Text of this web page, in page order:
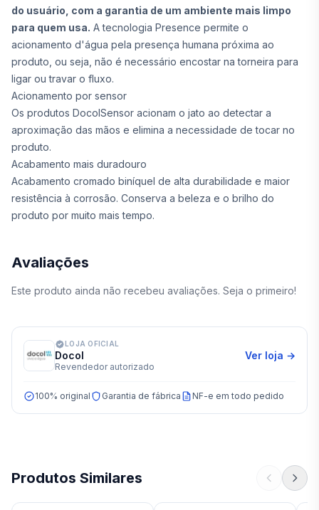
do usuário, com a garantia de um ambiente mais limpo
para quem usa. A tecnologia Presence permite o
acionamento d'água pela presença humana próxima ao
produto, ou seja, não é necessário encostar na torneira para
ligar ou travar o fluxo.
Acionamento por sensor
Os produtos DocolSensor acionam o jato ao detectar a
aproximação das mãos e elimina a necessidade de tocar no
produto.
Acabamento mais duradouro
Acabamento cromado biníquel de alta durabilidade e maior
resistência à corrosão. Conserva a beleza e o brilho do
produto por muito mais tempo.
Avaliações
Este produto ainda não recebeu avaliações. Seja o primeiro!
LOJA OFICIAL
Docol
Revendedor autorizado
Ver loja →
100% original Garantia de fábrica NF-e em todo pedido
Produtos Similares